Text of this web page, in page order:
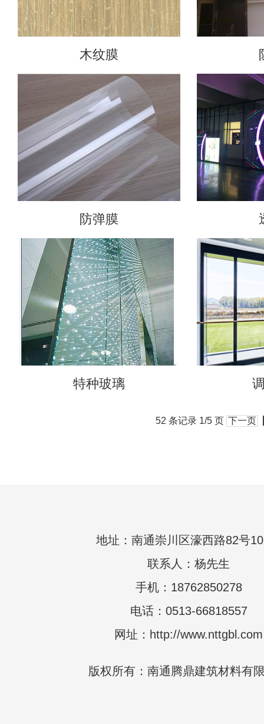
木纹膜
防弹膜
特种玻璃
52 条记录 1/5 页 下一页
地址：南通崇川区濠西路82号
联系人：杨先生
手机：18762850278
电话：0513-66818557
网址：http://www.nttgbl.com
版权所有：南通腾鼎建筑材料有